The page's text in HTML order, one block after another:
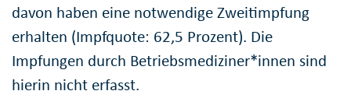
davon haben eine notwendige Zweitimpfung
erhalten (Impfquote: 62,5 Prozent). Die
Impfungen durch Betriebsmediziner*innen sind
hierin nicht erfasst.